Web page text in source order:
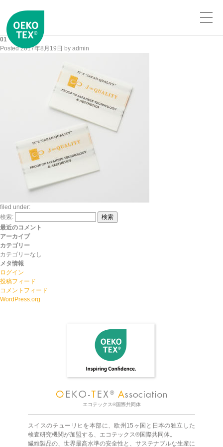
01
Posted2017年8月19日 by admin
filed under:
検索:
検索
最近のコメント
アーカイブ
カテゴリー
カテゴリーなし
メタ情報
ログイン
投稿フィード
コメントフィード
WordPress.org
エコテックス®国際共同体
スイスのチューリヒを本部に、欧州15ヶ国と日本の独立した
検査研究機関が加盟する、エコテックス®国際共同体。
繊維製品の、世界最高水準の安全性と、サステナブルな生産に